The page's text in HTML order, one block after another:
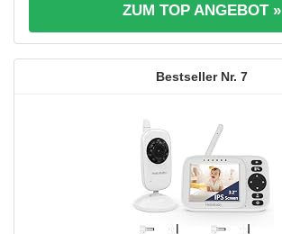
ZUM TOP ANGEBOT »
7